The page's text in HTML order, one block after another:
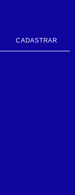
CADASTRAR